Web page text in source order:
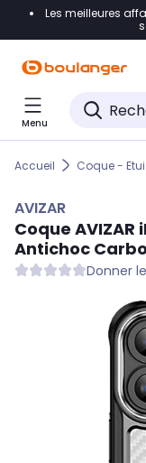
Accéder
Accéder
Accéder
Les meilleures
Menu
Accueil Coque -
AVIZAR
Coque AVIZAR
Antichoc
Donner